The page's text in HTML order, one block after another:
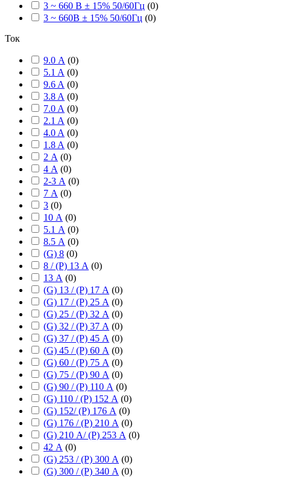
3 ~ 660 В ± 15% 50/60Гц (0)
3 ~ 660В ± 15% 50/60Гц (0)
Ток
9.0 А (0)
5.1 A (0)
9.6 A (0)
3.8 A (0)
7.0 A (0)
2.1 A (0)
4.0 A (0)
1.8 A (0)
2 А (0)
4 А (0)
2-3 А (0)
7 А (0)
3 (0)
10 А (0)
5.1 А (0)
8.5 А (0)
(G) 8 (0)
8 / (P) 13 А (0)
13 А (0)
(G) 13 / (P) 17 А (0)
(G) 17 / (P) 25 А (0)
(G) 25 / (P) 32 А (0)
(G) 32 / (P) 37 А (0)
(G) 37 / (P) 45 А (0)
(G) 45 / (P) 60 А (0)
(G) 60 / (P) 75 А (0)
(G) 75 / (P) 90 А (0)
(G) 90 / (P) 110 А (0)
(G) 110 / (P) 152 А (0)
(G) 152/ (P) 176 А (0)
(G) 176 / (P) 210 А (0)
(G) 210 А/ (P) 253 А (0)
42 А (0)
(G) 253 / (P) 300 А (0)
(G) 300 / (P) 340 А (0)